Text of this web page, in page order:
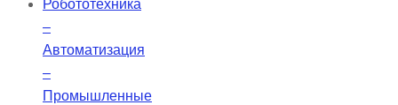
Робототехника
–
Автоматизация
–
Промышленные